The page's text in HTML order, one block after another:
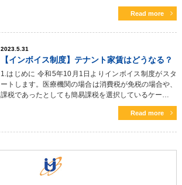
Read more
2023.5.31
【インボイス制度】テナント家賃はどうなる？
1.はじめに 令和5年10月1日よりインボイス制度がスタ
ートします。医療機関の場合は消費税が免税の場合や、
課税であったとしても簡易課税を選択しているケー…
Read more